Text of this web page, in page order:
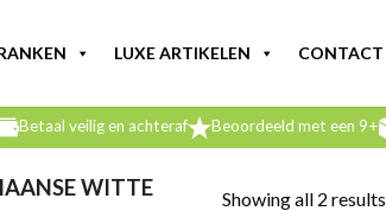
LUXE ARTIKELEN CONTACT
Betaal veilig en achteraf Beoordeeld met een 9+
WITTE
Showing all 2 results